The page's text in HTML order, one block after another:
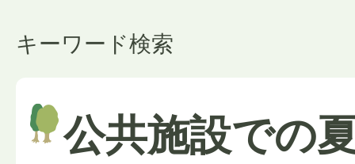
キーワード検索
公共施設での